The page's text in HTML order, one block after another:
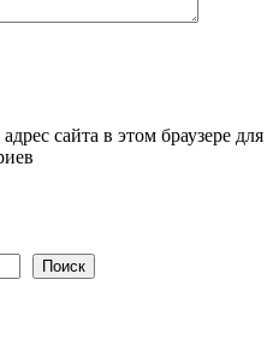
сайта в этом браузере для
Поиск